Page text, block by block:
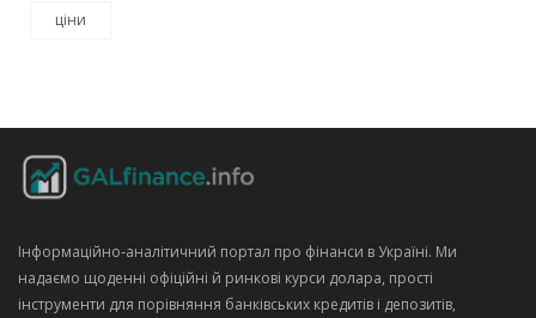
ціни
Інформаційно‑аналітичний портал про фінанси в Україні. Ми
надаємо щоденні офіційні й ринкові курси долара, прості
інструменти для порівняння банківських кредитів і депозитів,